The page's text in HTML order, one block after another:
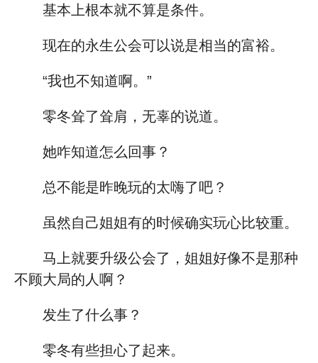
基本上根本就不算是条件。
现在的永生公会可以说是相当的富裕。
“我也不知道啊。”
零冬耸了耸肩，无辜的说道。
她咋知道怎么回事？
总不能是昨晚玩的太嗨了吧？
虽然自己姐姐有的时候确实玩心比较重。
马上就要升级公会了，姐姐好像不是那种
不顾大局的人啊？
发生了什么事？
零冬有些担心了起来。